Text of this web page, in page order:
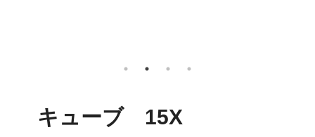
キューブ 15X